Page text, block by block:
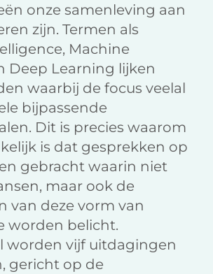
onze samenleving aan
zijn. Termen als
Machine
Deep Learning lijken
waarbij de focus veelal
bijpassende
Dit is precies waarom
is dat gesprekken op
gebracht waarin niet
maar ook de
van deze vorm van
worden belicht.
worden vijf uitdagingen
gericht op de